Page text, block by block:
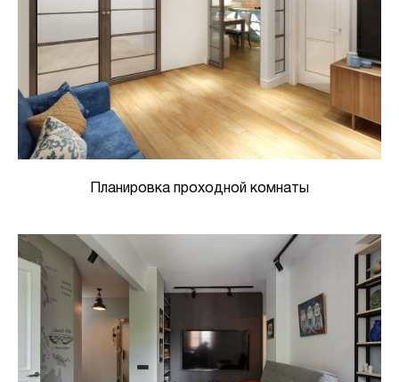
Планировка проходной комнаты